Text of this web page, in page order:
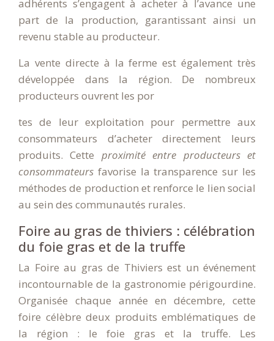
adhérents s’engagent à acheter à l’avance une
part de la production, garantissant ainsi un
revenu stable au producteur.
La vente directe à la ferme est également très
développée dans la région. De nombreux
producteurs ouvrent les por
tes de leur exploitation pour permettre aux
consommateurs d’acheter directement leurs
produits. Cette proximité entre producteurs et
consommateurs favorise la transparence sur les
méthodes de production et renforce le lien social
au sein des communautés rurales.
Foire au gras de thiviers : célébration
du foie gras et de la truffe
La Foire au gras de Thiviers est un événement
incontournable de la gastronomie périgourdine.
Organisée chaque année en décembre, cette
foire célèbre deux produits emblématiques de
la région : le foie gras et la truffe. Les